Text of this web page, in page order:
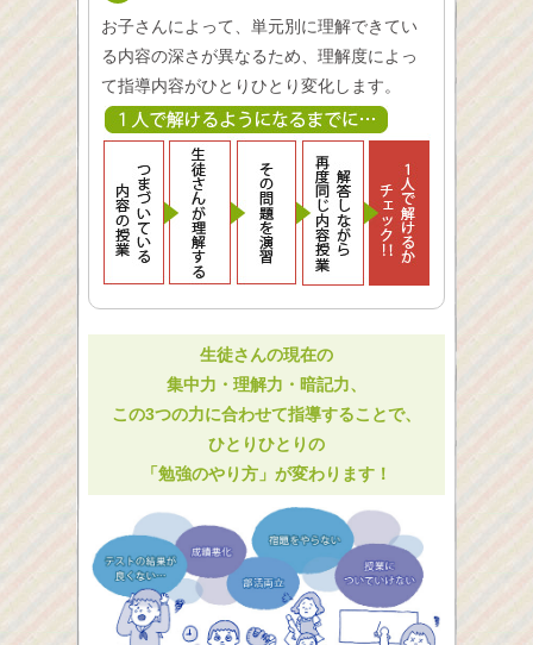
お子さんによって、単元別に理解できてい
る内容の深さが異なるため、理解度によっ
て指導内容がひとりひとり変化します。
生徒さんの現在の
集中力・理解力・暗記力、
この3つの力に合わせて指導することで、
ひとりひとりの
「勉強のやり方」が変わります！